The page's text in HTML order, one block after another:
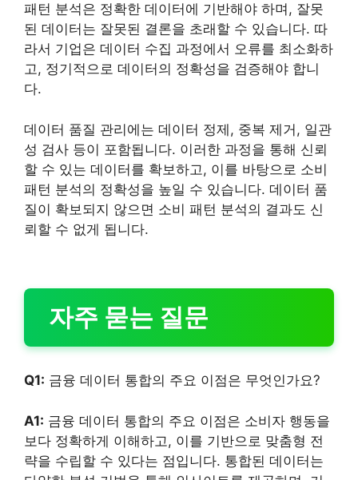
패턴 분석은 정확한 데이터에 기반해야 하며, 잘못
된 데이터는 잘못된 결론을 초래할 수 있습니다. 따
라서 기업은 데이터 수집 과정에서 오류를 최소화하
고, 정기적으로 데이터의 정확성을 검증해야 합니
다.
데이터 품질 관리에는 데이터 정제, 중복 제거, 일관
성 검사 등이 포함됩니다. 이러한 과정을 통해 신뢰
할 수 있는 데이터를 확보하고, 이를 바탕으로 소비
패턴 분석의 정확성을 높일 수 있습니다. 데이터 품
질이 확보되지 않으면 소비 패턴 분석의 결과도 신
뢰할 수 없게 됩니다.
자주 묻는 질문
Q1: 금융 데이터 통합의 주요 이점은 무엇인가요?
A1: 금융 데이터 통합의 주요 이점은 소비자 행동을
보다 정확하게 이해하고, 이를 기반으로 맞춤형 전
략을 수립할 수 있다는 점입니다. 통합된 데이터는